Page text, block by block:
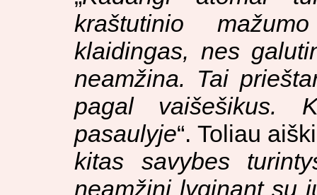
kraštutinio
klaidingas, nes
neamžina. Tai
pagal vaišešikus.
pasaulyje“. Toliau
kitas savybes
neamžini lyginant su